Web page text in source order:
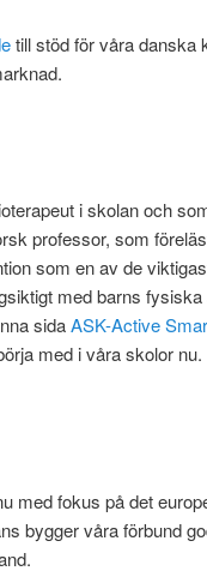
till stöd för våra danska
i skolan och
professor, som
som en av de
med barns
sidaASK-Active
med i våra skolor nu.
med fokus på det
bygger våra förbund